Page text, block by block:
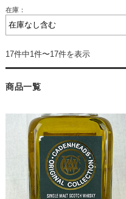
在庫：
17件中1件〜17件を表示
商品一覧